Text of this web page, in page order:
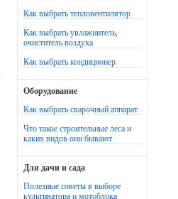
Как выбрать тепловентилятор
Как выбрать увлажнитель,
очиститель воздуха
Как выбрать кондиционер
Оборудование
Как выбрать сварочный аппарат
Что такое строительные леса и
каких видов они бывают
Для дачи и сада
Полезные советы в выборе
культиватора и мотоблока